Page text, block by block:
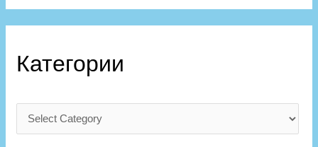
Категории